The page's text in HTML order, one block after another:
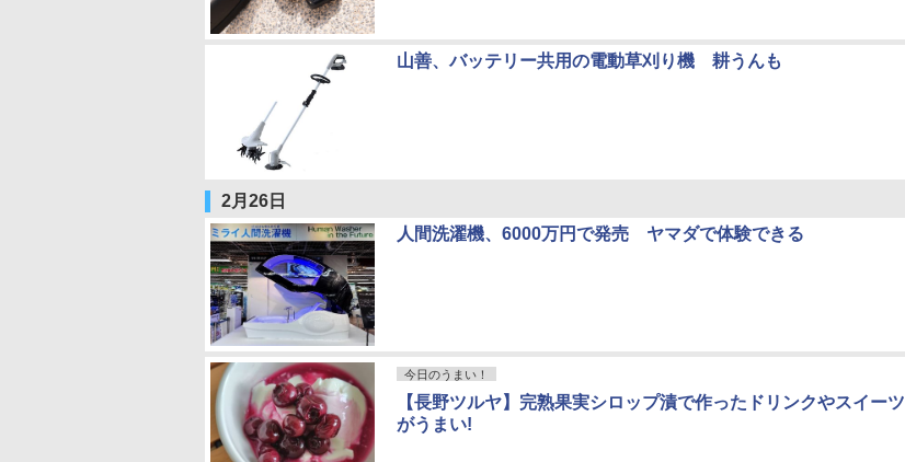
山善、バッテリー共用の電動草刈り機 耕うんも
2月26日
人間洗濯機、6000万円で発売 ヤマダで体験できる
今日のうまい！
【長野ツルヤ】完熟果実シロップ漬で作ったドリンクやスイーツ
がうまい!